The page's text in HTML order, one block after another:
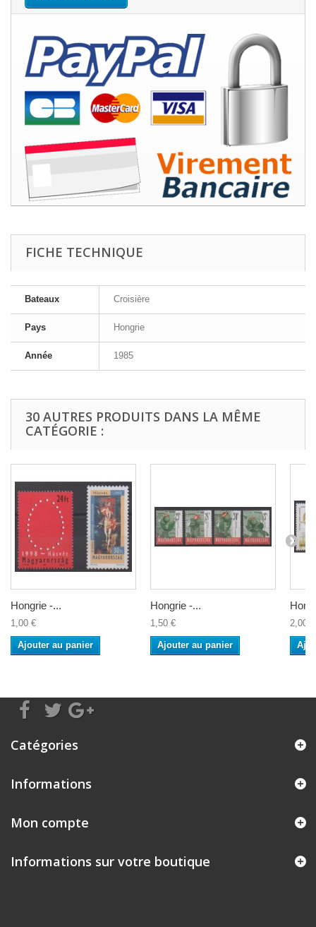
FICHE TECHNIQUE
Bateaux Croisière
Pays Hongrie
Année 1985
30 AUTRES PRODUITS DANS LA MÊME
CATÉGORIE :
Hongrie -...
1,00 €
Ajouter au panier
Hongrie -...
1,50 €
Ajouter au panier
2,00 €
Catégories
Informations
Mon compte
Informations sur votre boutique